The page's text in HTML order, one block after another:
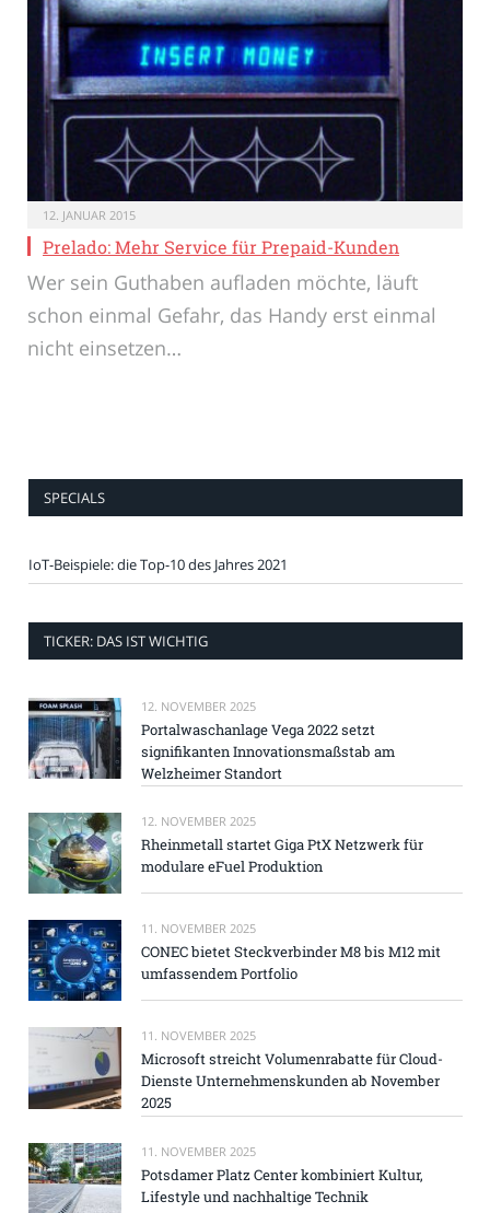
12. JANUAR 2015
Prelado: Mehr Service für Prepaid-Kunden
Wer sein Guthaben aufladen möchte, läuft
schon einmal Gefahr, das Handy erst einmal
nicht einsetzen…
SPECIALS
IoT-Beispiele: die Top-10 des Jahres 2021
TICKER: DAS IST WICHTIG
12. NOVEMBER 2025
Portalwaschanlage Vega 2022 setzt
signifikanten Innovationsmaßstab am
Welzheimer Standort
12. NOVEMBER 2025
Rheinmetall startet Giga PtX Netzwerk für
modulare eFuel Produktion
11. NOVEMBER 2025
CONEC bietet Steckverbinder M8 bis M12 mit
umfassendem Portfolio
11. NOVEMBER 2025
Microsoft streicht Volumenrabatte für Cloud-
Dienste Unternehmenskunden ab November
2025
11. NOVEMBER 2025
Potsdamer Platz Center kombiniert Kultur,
Lifestyle und nachhaltige Technik